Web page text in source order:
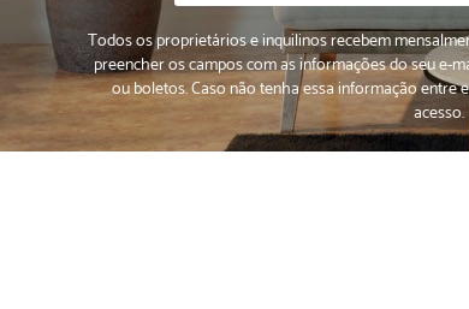
Todos os proprietários e inquilinos recebem
preencher os campos com as informações do seu e-
ou boletos. Caso não tenha essa informaçãoentre
acesso.